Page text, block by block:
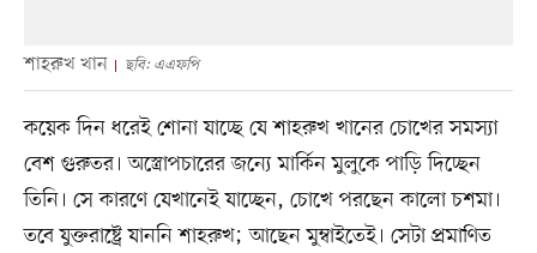
শাহরুখ খান ছবি: এএফপি
কয়েক দিন ধরেই শোনা যাচ্ছে যে শাহরুখ খানের চোখের সমস্যা
বেশ গুরুতর। অস্ত্রোপচারের জন্যে মার্কিন মুলুকে পাড়ি দিচ্ছেন
তিনি। সে কারণে যেখানেই যাচ্ছেন, চোখে পরছেন কালো চশমা।
তবে যুক্তরাষ্ট্রে যাননি শাহরুখ; আছেন মুম্বাইতেই। সেটা প্রমাণিত